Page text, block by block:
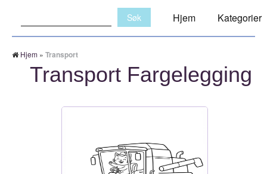
Hjem Kategorier
Hjem » Transport
Transport Fargelegging